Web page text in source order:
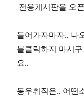
전용게시판을 오
들어가자마자.. 나
블클릭하지 마시
요..
동우취직은.. 어떤